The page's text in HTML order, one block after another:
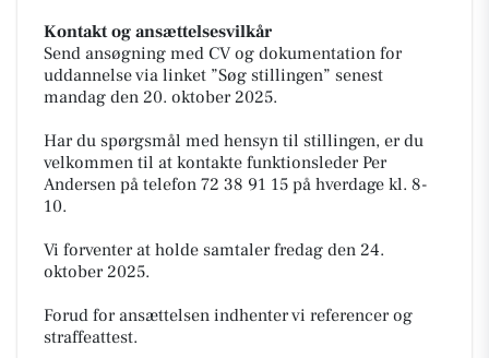
Kontakt og ansættelsesvilkår
Send ansøgning med CV og dokumentation for
uddannelse via linket ”Søg stillingen” senest
mandag den 20. oktober 2025.
Har du spørgsmål med hensyn til stillingen, er du
velkommen til at kontakte funktionsleder Per
Andersen på telefon 72 38 91 15 på hverdage kl. 8-
10.
Vi forventer at holde samtaler fredag den 24.
oktober 2025.
Forud for ansættelsen indhenter vi referencer og
straffeattest.